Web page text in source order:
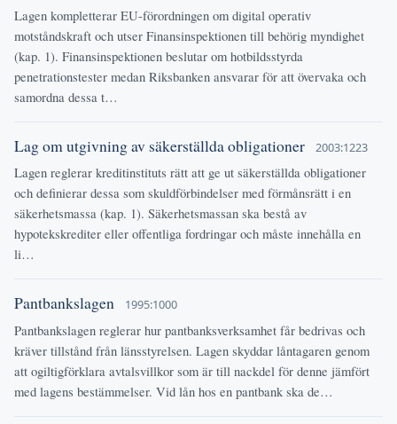
Lagen kompletterar EU-förordningen om digital operativ
motståndskraft och utser Finansinspektionen till behörig myndighet
(kap. 1). Finansinspektionen beslutar om hotbildsstyrda
penetrationstester medan Riksbanken ansvarar för att övervaka och
samordna dessa t…
Lag om utgivning av säkerställda obligationer 2003:1223
Lagen reglerar kreditinstituts rätt att ge ut säkerställda obligationer
och definierar dessa som skuldförbindelser med förmånsrätt i en
säkerhetsmassa (kap. 1). Säkerhetsmassan ska bestå av
hypotekskrediter eller offentliga fordringar och måste innehålla en
li…
Pantbankslagen 1995:1000
Pantbankslagen reglerar hur pantbanksverksamhet får bedrivas och
kräver tillstånd från länsstyrelsen. Lagen skyddar låntagaren genom
att ogiltigförklara avtalsvillkor som är till nackdel för denne jämfört
med lagens bestämmelser. Vid lån hos en pantbank ska de…